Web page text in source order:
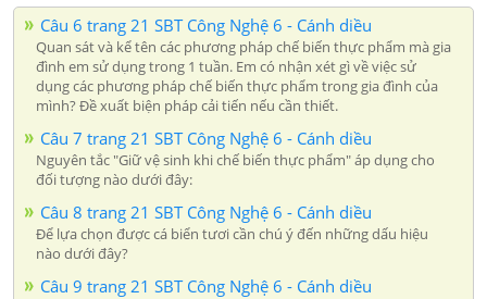
Câu 6 trang 21 SBT Công Nghệ 6 - Cánh diều
Quan sát và kể tên các phương pháp chế biến thực phẩm mà gia
đình em sử dụng trong 1 tuần. Em có nhận xét gì về việc sử
dụng các phương pháp chế biến thực phẩm trong gia đình của
mình? Đề xuất biện pháp cải tiến nếu cần thiết.
Câu 7 trang 21 SBT Công Nghệ 6 - Cánh diều
Nguyên tắc "Giữ vệ sinh khi chế biến thực phẩm" áp dụng cho
đối tượng nào dưới đây:
Câu 8 trang 21 SBT Công Nghệ 6 - Cánh diều
Để lựa chọn được cá biển tươi cần chú ý đến những dấu hiệu
nào dưới đây?
Câu 9 trang 21 SBT Công Nghệ 6 - Cánh diều